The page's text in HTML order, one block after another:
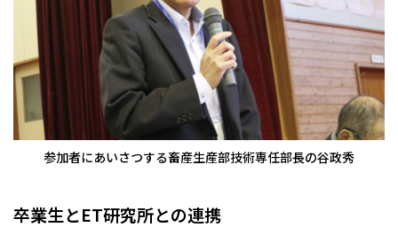
参加者にあいさつする畜産生産部技術専任部長の谷政秀
卒業生とET研究所との連携